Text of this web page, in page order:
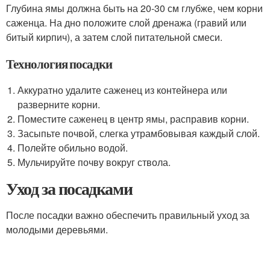
Глубина ямы должна быть на 20-30 см глубже, чем корни
саженца. На дно положите слой дренажа (гравий или
битый кирпич), а затем слой питательной смеси.
Технология посадки
Аккуратно удалите саженец из контейнера или
разверните корни.
Поместите саженец в центр ямы, расправив корни.
Засыпьте почвой, слегка утрамбовывая каждый слой.
Полейте обильно водой.
Мульчируйте почву вокруг ствола.
Уход за посадками
После посадки важно обеспечить правильный уход за
молодыми деревьями.